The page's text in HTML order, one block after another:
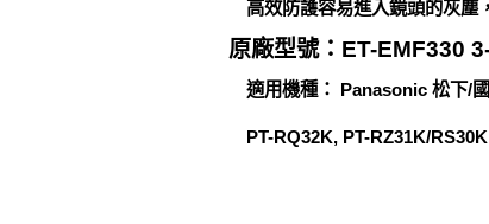
高效防護容易進入鏡頭的灰塵
原廠型號：ET-EMF330
適用機種： Panasonic 松下/
PT-RQ32K, PT-RZ31K/